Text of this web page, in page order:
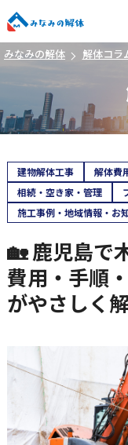
みなみの解体 解体コラ
建物解体工事
解体費
相続・空き家・管理
施工事例・地域情報・お
🏡 鹿児島
費用・手順
がやさしく